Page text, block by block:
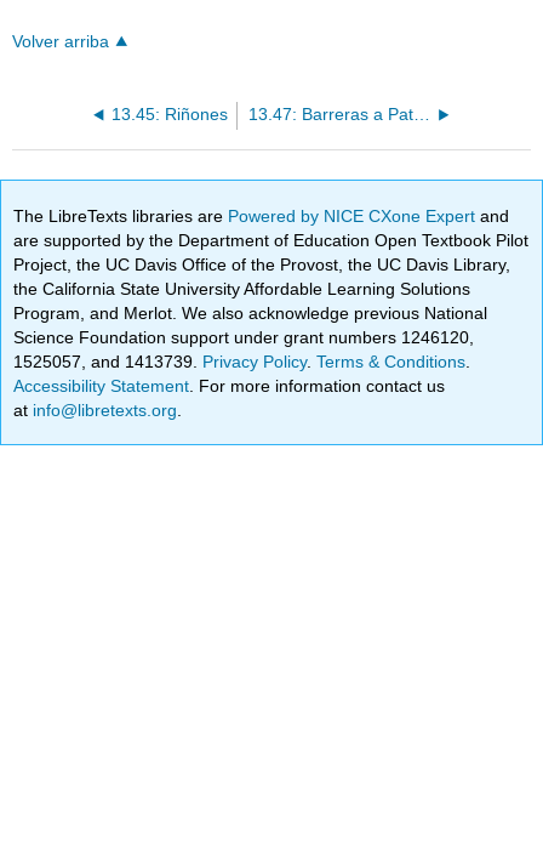
Volver arriba
13.45: Riñones
The LibreTexts libraries are Powered by NICE CXone Expertand
are supported by the Department of Education Open Textbook Pilot
Project, the UC Davis Office of the Provost, the UC Davis Library,
the California State University Affordable Learning Solutions
Program, and Merlot. We also acknowledge previous National
Science Foundation support under grant numbers 1246120,
1525057, and 1413739. Privacy Policy.Terms & Conditions
Accessibility Statement . For more information contact us
at info@libretexts.org